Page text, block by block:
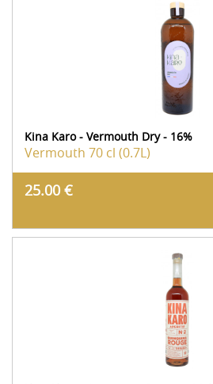
Kina Karo - Vermouth Dry - 16%
Vermouth 70 cl (0.7L)
25.00 €